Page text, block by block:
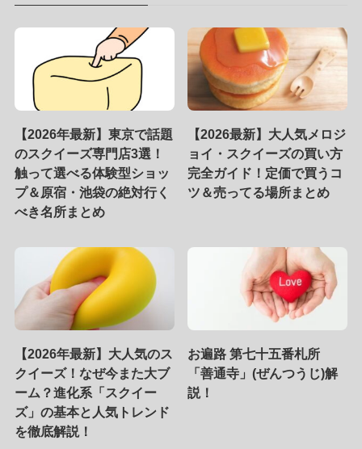
【2026年最新】東京で話題
のスクイーズ専門店3選！
触って選べる体験型ショッ
プ＆原宿・池袋の絶対行く
べき名所まとめ
【2026最新】大人気メロジ
ョイ・スクイーズの買い方
完全ガイド！定価で買うコ
ツ＆売ってる場所まとめ
【2026年最新】大人気のス
クイーズ！なぜ今また大ブ
ーム？進化系「スクイー
ズ」の基本と人気トレンド
を徹底解説！
お遍路 第七十五番札所
「善通寺」(ぜんつうじ)解
説！